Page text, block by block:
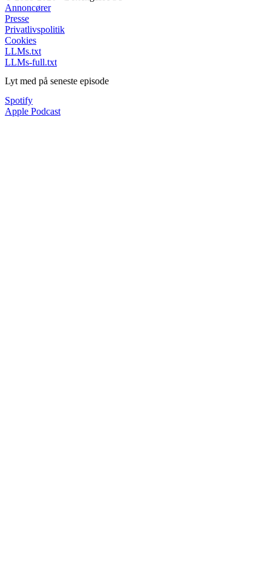
Annoncører
Presse
Privatlivspolitik
Cookies
LLMs.txt
LLMs-full.txt
Lyt med på seneste episode
Spotify
Apple Podcast